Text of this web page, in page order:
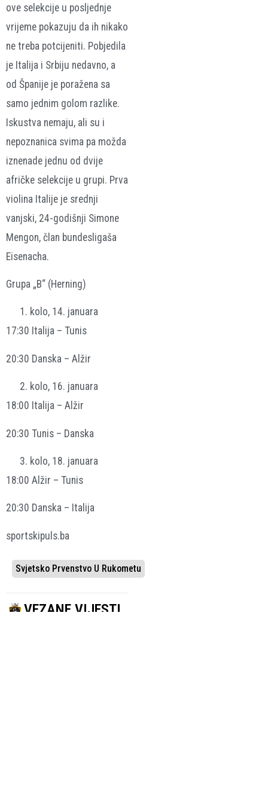
ove selekcije u posljednje
vrijeme pokazuju da ih nikako
ne treba potcijeniti. Pobjedila
je Italija i Srbiju nedavno, a
od Španije je poražena sa
samo jednim golom razlike.
Iskustva nemaju, ali su i
nepoznanica svima pa možda
iznenade jednu od dvije
afričke selekcije u grupi. Prva
violina Italije je srednji
vanjski, 24-godišnji Simone
Mengon, član bundesligaša
Eisenacha.
Grupa „B“ (Herning)
kolo, 14. januara
17:30 Italija – Tunis
20:30 Danska – Alžir
kolo, 16. januara
18:00 Italija – Alžir
20:30 Tunis – Danska
kolo, 18. januara
18:00 Alžir – Tunis
20:30 Danska – Italija
sportskipuls.ba
Svjetsko Prvenstvo U Rukometu
VEZANE VIJESTI